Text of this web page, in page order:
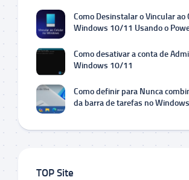
Como Desinstalar o Vincular ao
Windows 10/11 Usando o
Como desativar a conta de
Windows 10/11
Como definir para Nunca
da barra de tarefas no
TOP Site